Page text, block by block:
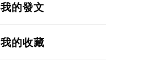
我的發文
我的收藏